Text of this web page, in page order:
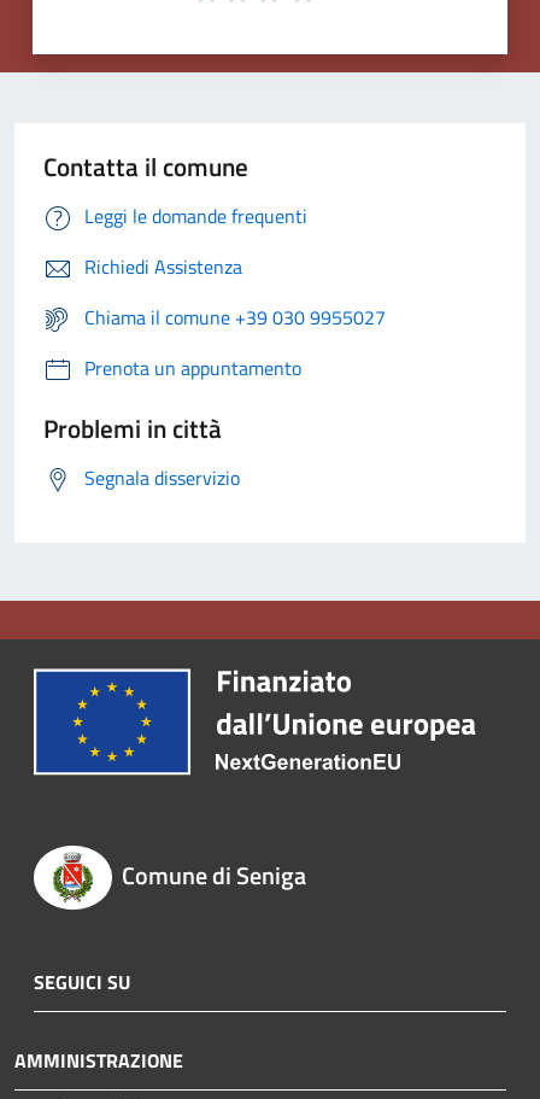
Contatta il comune
Leggi le domande frequenti
Richiedi Assistenza
Chiama il comune +39 030 9955027
Prenota un appuntamento
Problemi in città
Segnala disservizio
Comune di Seniga
SEGUICI SU
AMMINISTRAZIONE